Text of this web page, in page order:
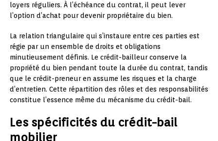
loyers réguliers. À l’échéance du contrat, il peut lever
l’option d’achat pour devenir propriétaire du bien.
La relation triangulaire qui s’instaure entre ces parties est
régie par un ensemble de droits et obligations
minutieusement définis. Le crédit-bailleur conserve la
propriété du bien pendant toute la durée du contrat, tandis
que le crédit-preneur en assume les risques et la charge
d’entretien. Cette répartition des rôles et des responsabilités
constitue l’essence même du mécanisme du crédit-bail.
Les spécificités du crédit-bail
mobilier